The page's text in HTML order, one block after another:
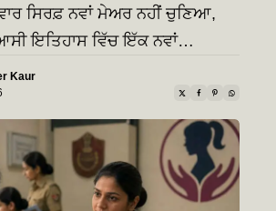
ਸਿਰਫ਼ ਨਵਾਂ ਮੇਅਰ ਨਹੀਂ ਚੁਣਿਆ,
ਇਤਿਹਾਸ ਵਿੱਚ ਇੱਕ ਨਵਾਂ…
Kaur